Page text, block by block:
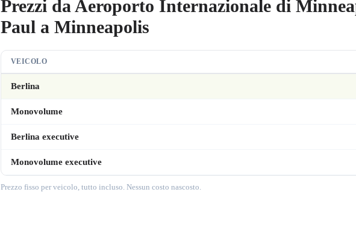
Prezzi da Aeroporto Internazionale di
Paul a Minneapolis
VEICOLO
Berlina
Monovolume
Berlina executive
Monovolume executive
Prezzo fisso per veicolo, tutto incluso. Nessun costo nascosto.